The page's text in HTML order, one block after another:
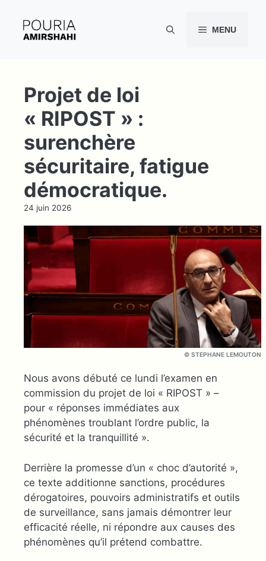
contenu
MENU
Projet de loi
« RIPOST » :
surenchère
sécuritaire, fatigue
démocratique.
24 juin 2026
© STEPHANE LEMOUTON
Nous avons débuté ce lundi l’examen en
commission du projet de loi « RIPOST » –
pour « réponses immédiates aux
phénomènes troublant l’ordre public, la
sécurité et la tranquillité ».
Derrière la promesse d’un « choc d’autorité »,
ce texte additionne sanctions, procédures
dérogatoires, pouvoirs administratifs et outils
de surveillance, sans jamais démontrer leur
efficacité réelle, ni répondre aux causes des
phénomènes qu’il prétend combattre.